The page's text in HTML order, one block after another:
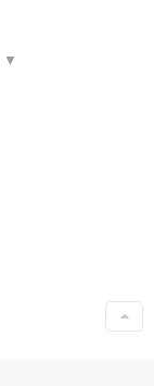
▼